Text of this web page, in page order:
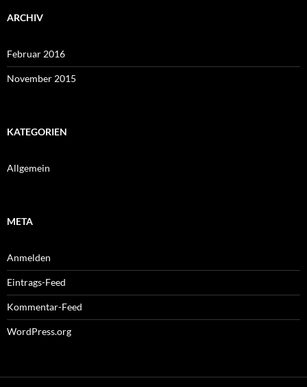
ARCHIV
Februar 2016
November 2015
KATEGORIEN
Allgemein
META
Anmelden
Eintrags-Feed
Kommentar-Feed
WordPress.org